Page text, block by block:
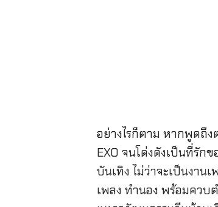
อย่างไรก็ตาม หากพูดถึง
EXO จนโด่งดังเป็นที่รัก
บันเทิง ไม่ว่าจะเป็นงาน
เพลง ทำนอง พร้อมควบ